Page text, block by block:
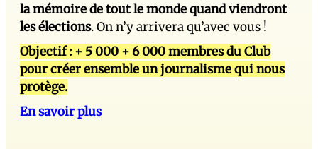
la mémoire de tout le monde quand viendront
les élections. On n’y arrivera qu’avec vous !
Objectif :+ 5 000 + 6 000 membres du Club
pour créer ensemble un journalisme qui nous
protège.
En savoir plus